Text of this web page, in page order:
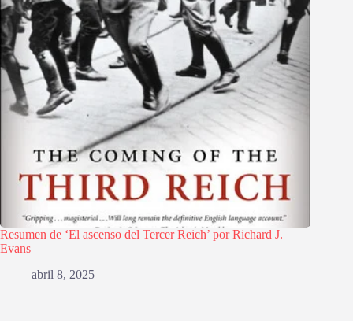
Resumen de ‘El ascenso del Tercer Reich’ por Richard J.
Evans
abril 8, 2025